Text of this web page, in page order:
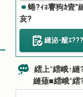
蜷?ｨｮ謇狗ｶ壹″
亥?
縺泌･醍ｴ
繧上°繧峨↑縺
縺薙■繧峨°